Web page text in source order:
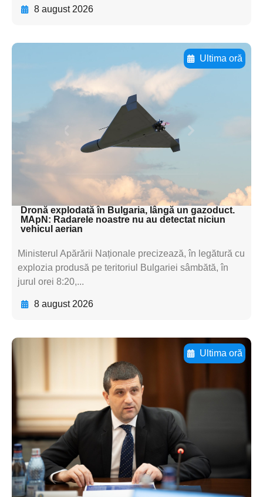
8 august 2026
Ultima oră
Adaugă aici textul pentru
subtitluAdaugă aici
textul pentru
subtitluAdaugă aici
textul pentru
subtitluAdaugă aici
textul pentru subti
Dronă explodată în Bulgaria, lângă un gazoduct.
MApN: Radarele noastre nu au detectat niciun
vehicul aerian
Ministerul Apărării Naționale precizează, în legătură cu
explozia produsă pe teritoriul Bulgariei sâmbătă, în
jurul orei 8:20,...
8 august 2026
Ultima oră
Adaugă aici textul pentru
subtitluAdaugă aici
textul pentru
subtitluAdaugă aici
textul pentru
subtitluAdaugă aici
textul pentru subti